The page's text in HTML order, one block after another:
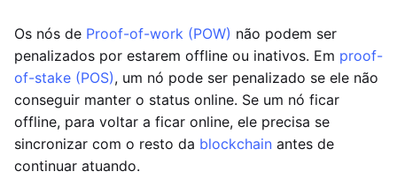
Os nós de Proof-of-work (POW) não podem ser
penalizados por estarem offline ou inativos. Em proof-
of-stake (POS), um nó pode ser penalizado se ele não
conseguir manter o status online. Se um nó ficar
offline, para voltar a ficar online, ele precisa se
sincronizar com o resto da blockchain antes de
continuar atuando.